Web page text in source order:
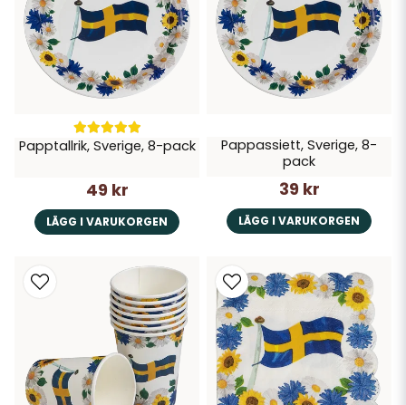
Papptallrik, Sverige, 8-pack
49 kr
LÄGG I VARUKORGEN
Pappassiett, Sverige, 8-
pack
39 kr
LÄGG I VARUKORGEN